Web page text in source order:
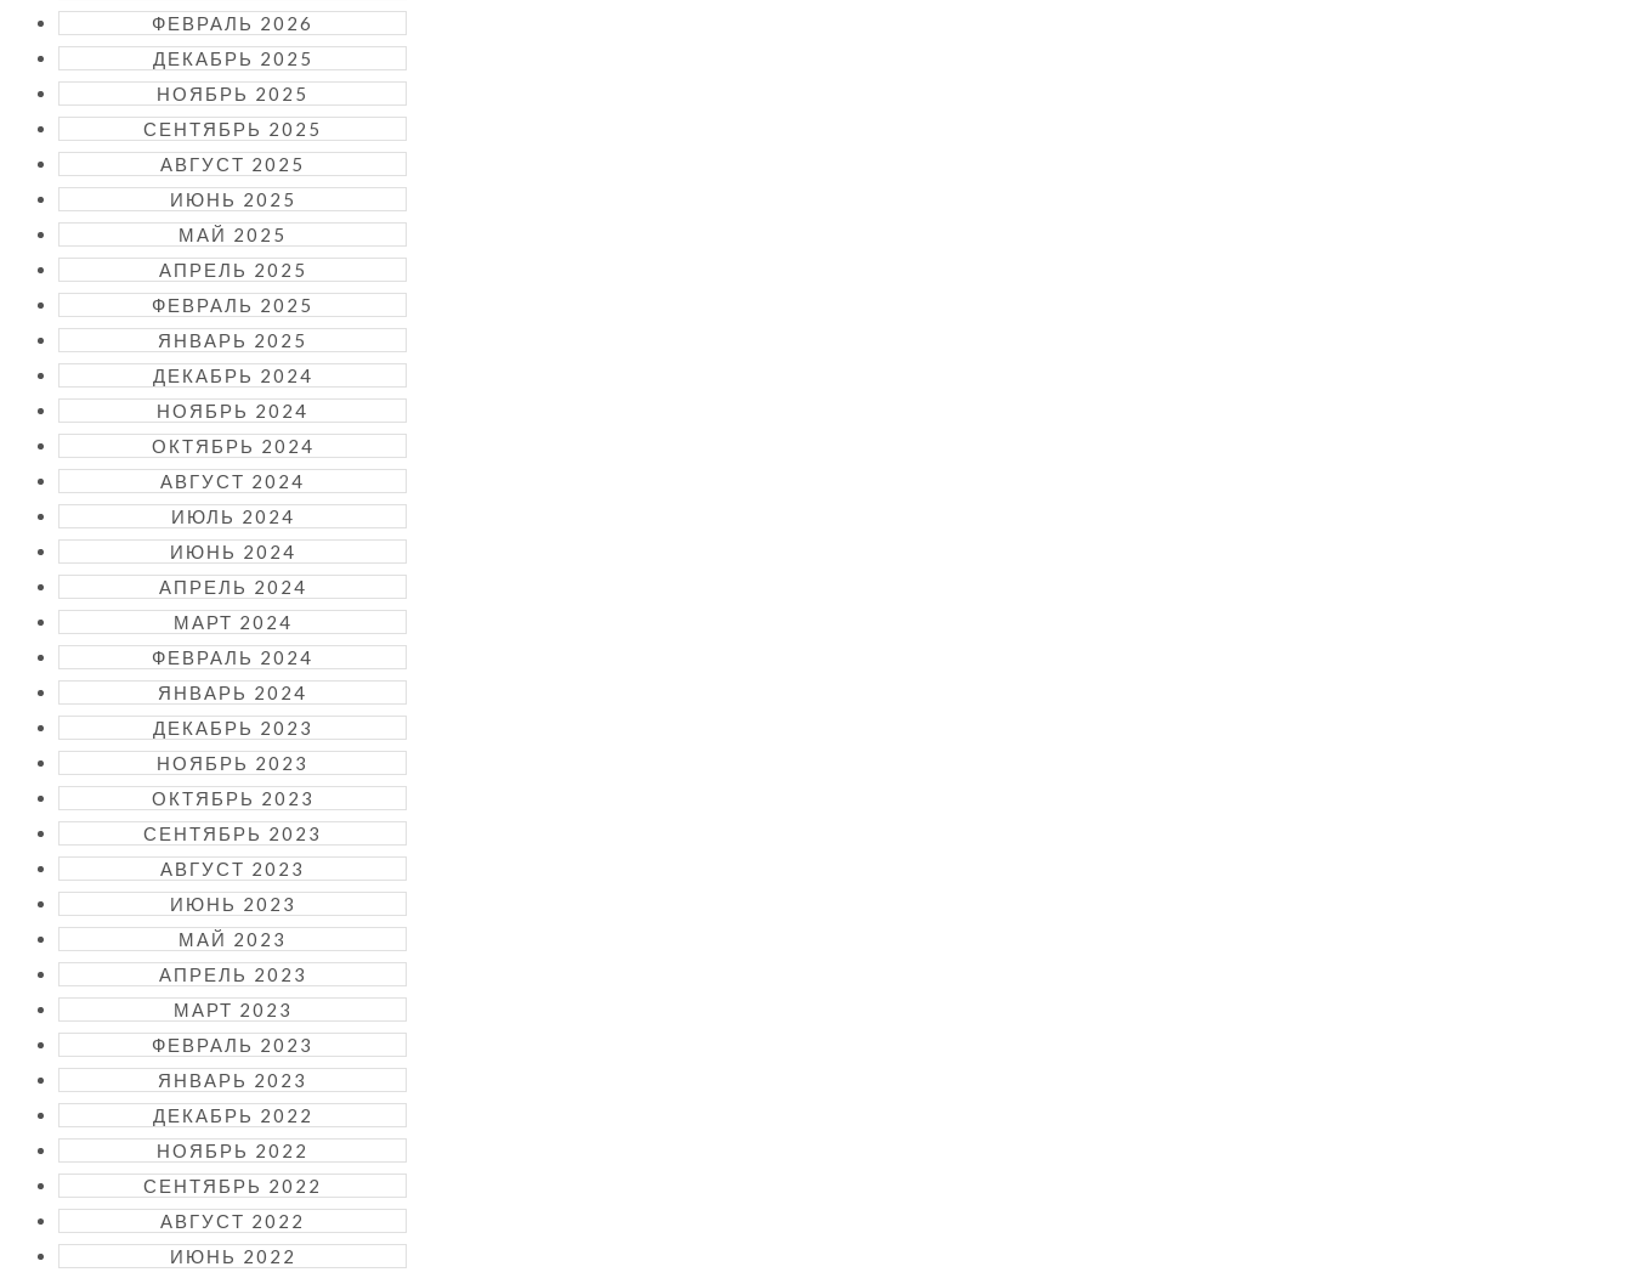
ФЕВРАЛЬ 2026
ДЕКАБРЬ 2025
НОЯБРЬ 2025
СЕНТЯБРЬ 2025
АВГУСТ 2025
ИЮНЬ 2025
МАЙ 2025
АПРЕЛЬ 2025
ФЕВРАЛЬ 2025
ЯНВАРЬ 2025
ДЕКАБРЬ 2024
НОЯБРЬ 2024
ОКТЯБРЬ 2024
АВГУСТ 2024
ИЮЛЬ 2024
ИЮНЬ 2024
АПРЕЛЬ 2024
МАРТ 2024
ФЕВРАЛЬ 2024
ЯНВАРЬ 2024
ДЕКАБРЬ 2023
НОЯБРЬ 2023
ОКТЯБРЬ 2023
СЕНТЯБРЬ 2023
АВГУСТ 2023
ИЮНЬ 2023
МАЙ 2023
АПРЕЛЬ 2023
МАРТ 2023
ФЕВРАЛЬ 2023
ЯНВАРЬ 2023
ДЕКАБРЬ 2022
НОЯБРЬ 2022
СЕНТЯБРЬ 2022
АВГУСТ 2022
ИЮНЬ 2022